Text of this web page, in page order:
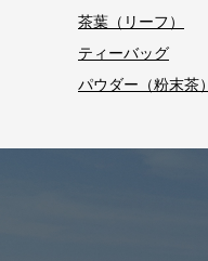
茶葉（リーフ）
ティーバッグ
パウダー（粉末茶）